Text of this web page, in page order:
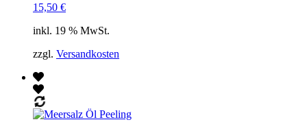
15,50 €
inkl. 19 % MwSt.
zzgl. Versandkosten